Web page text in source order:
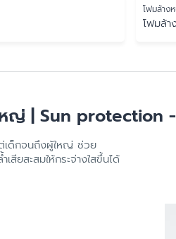
โฟมล้าง
โฟมล้
ญ่ | Sun protection
เด็กจนถึงผู้ใหญ่ ช่วย
ยสะสมให้กระจ่างใสขึ้นได้